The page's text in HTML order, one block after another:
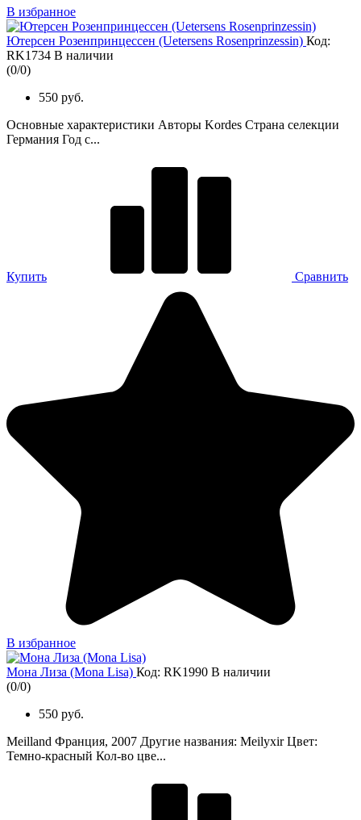
В избранное
Ютерсен Розенпринцессен (Uetersens Rosenprinzessin) Код:
RK1734 В наличии
(0/0)
550 руб.
Основные характеристики Авторы Kordes Страна селекции
Германия Год с...
Купить Сравнить
В избранное
Мона Лиза (Mona Lisa) Код: RK1990 В наличии
(0/0)
550 руб.
Meilland Франция, 2007 Другие названия: Meilyxir Цвет:
Темно-красный Кол-во цве...